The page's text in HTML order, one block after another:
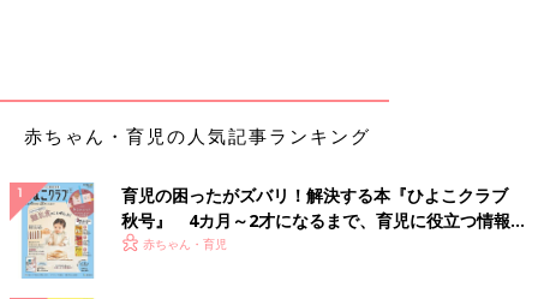
赤ちゃん・育児の人気記事ランキング
育児の困ったがズバリ！解決する本『ひよこクラブ
秋号』 4カ月～2才になるまで、育児に役立つ情報が
いっぱい！
赤ちゃん・育児